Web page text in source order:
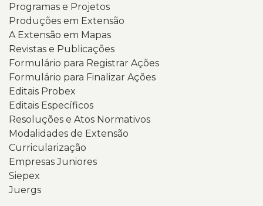
nas
cores
preta
e
amarela,
além
de
um
código
QR
na
parte
inferior
da
tons
de
verde
destaca
o
nome
do
portal.
Abaixo,
há
uma
coluna
lateral
com
Programas e Projetos
Produções em Extensão
A Extensão em Mapas
Revistas e Publicações
Formulário para Registrar Ações
Formulário para Finalizar Ações
Editais Probex
Editais Específicos
Resoluções e Atos Normativos
Modalidades de Extensão
Curricularização
Empresas Juniores
Siepex
Juergs